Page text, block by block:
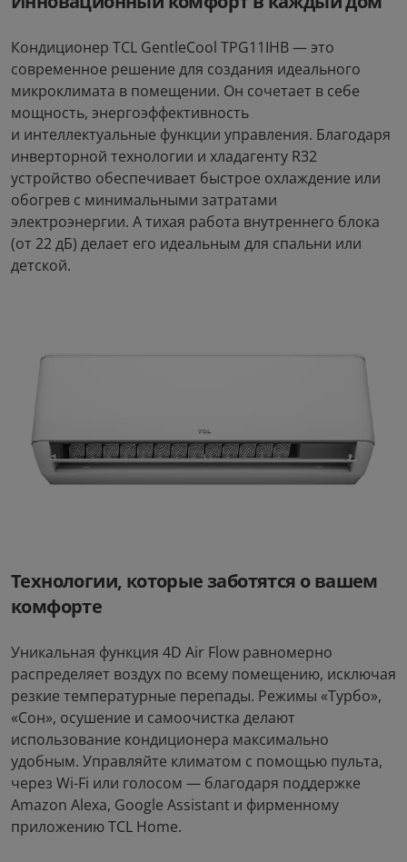
Кондиционер TCL GentleCool TPG11IHB — это
современное решение для создания идеального
микроклимата в помещении. Он сочетает в себе
мощность, энергоэффективность
и интеллектуальные функции управления. Благодаря
инверторной технологии и хладагенту R32
устройство обеспечивает быстрое охлаждение или
обогрев с минимальными затратами
электроэнергии. А тихая работа внутреннего блока
(от 22 дБ) делает его идеальным для спальни или
детской.
Технологии, которые заботятся о вашем
комфорте
Уникальная функция 4D Air Flow равномерно
распределяет воздух по всему помещению, исключая
резкие температурные перепады. Режимы «Турбо»,
«Сон», осушение и самоочистка делают
использование кондиционера максимально
удобным. Управляйте климатом с помощью пульта,
через Wi-Fi или голосом — благодаря поддержке
Amazon Alexa, Google Assistant и фирменному
приложению TCL Home.